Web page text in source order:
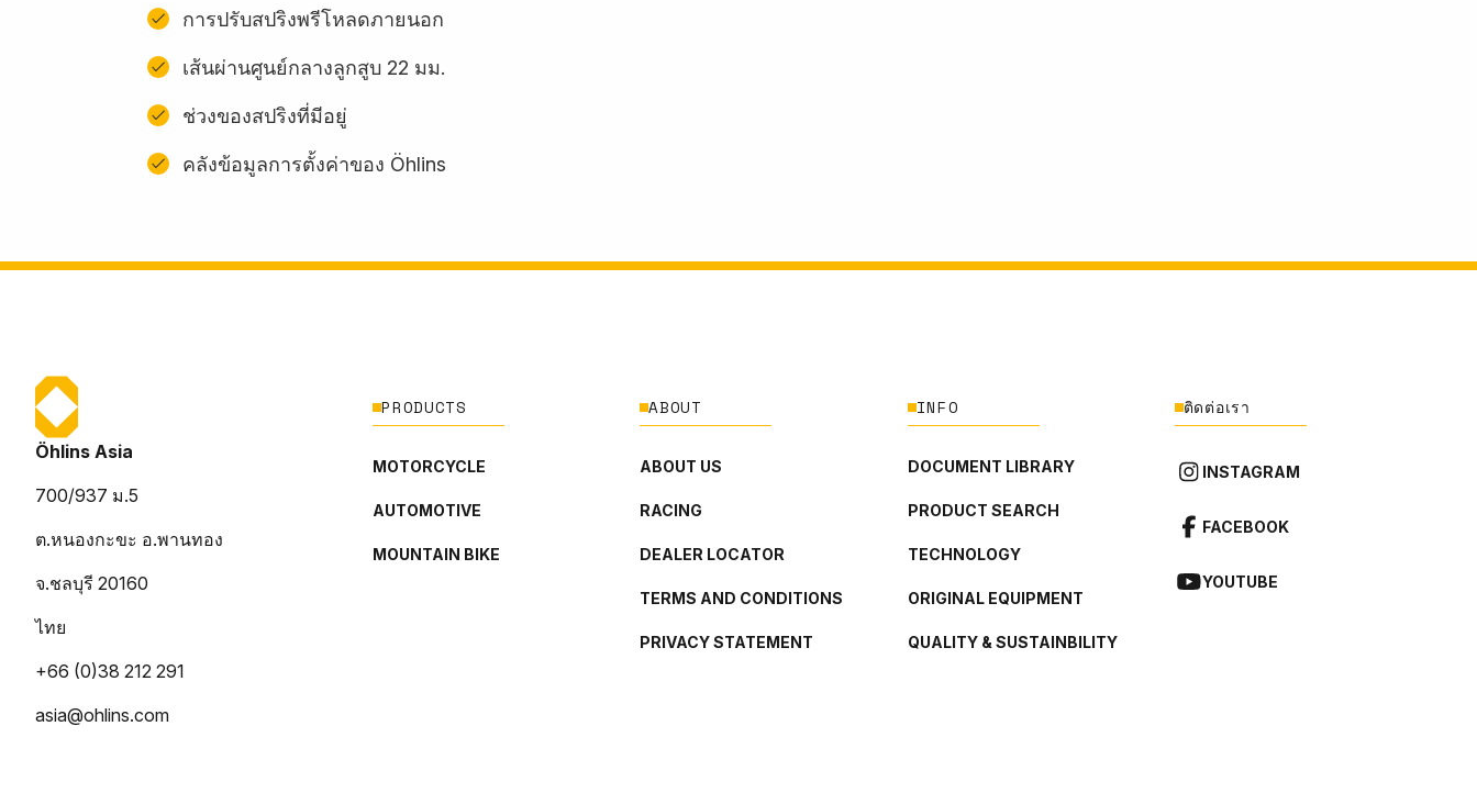
การปรับสปริงพรีโหลดภายนอก
เส้นผ่านศูนย์กลางลูกสูบ 22 มม.
ช่วงของสปริงที่มีอยู่
คลังข้อมูลการตั้งค่าของ Öhlins
Öhlins Asia
700/937 ม.5
ต.หนองกะขะ อ.พานทอง
จ.ชลบุรี 20160
ไทย
+66 (0)38 212 291
asia@ohlins.com
PRODUCTS
MOTORCYCLE
AUTOMOTIVE
MOUNTAIN BIKE
ABOUT
ABOUT US
RACING
DEALER LOCATOR
TERMS AND CONDITIONS
PRIVACY STATEMENT
INFO
DOCUMENT LIBRARY
PRODUCT SEARCH
TECHNOLOGY
ORIGINAL EQUIPMENT
QUALITY & SUSTAINBILITY
ติดต่อเรา
INSTAGRAM
FACEBOOK
YOUTUBE